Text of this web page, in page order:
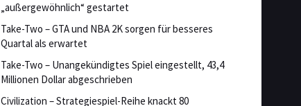
„außergewöhnlich“ gestartet
Take-Two – GTA und NBA 2K sorgen für besseres
Quartal als erwartet
Take-Two – Unangekündigtes Spiel eingestellt, 43,4
Millionen Dollar abgeschrieben
Civilization – Strategiespiel-Reihe knackt 80